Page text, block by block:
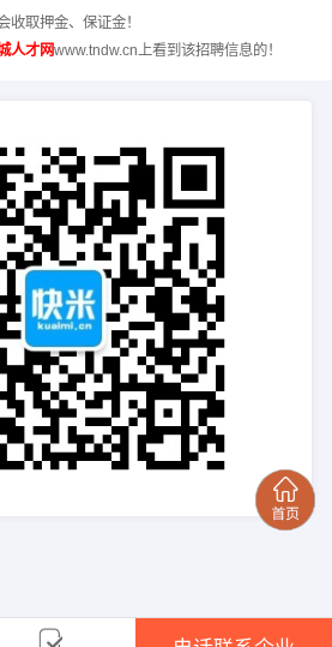
收取押金、保证金！
人才网www.tndw.cn上看到该招聘信息的！